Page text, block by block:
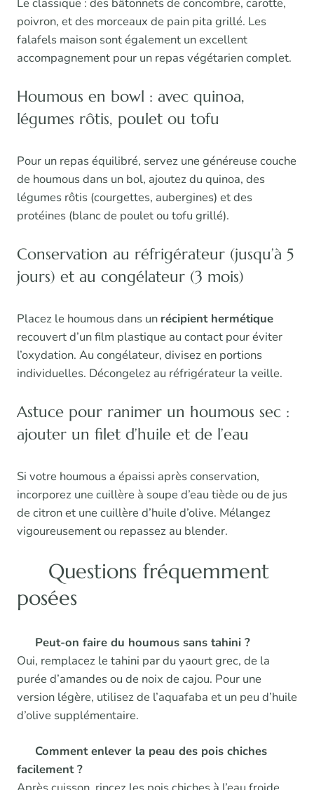
poivron, et des morceaux de pain pita grillé. Les
falafels maison sont également un excellent
accompagnement pour un repas végétarien complet.
Houmous en bowl : avec quinoa,
légumes rôtis, poulet ou tofu
Pour un repas équilibré, servez une généreuse couche
de houmous dans un bol, ajoutez du quinoa, des
légumes rôtis (courgettes, aubergines) et des
protéines (blanc de poulet ou tofu grillé).
Conservation au réfrigérateur (jusqu’à 5
jours) et au congélateur (3 mois)
Placez le houmous dans un récipient hermétique
recouvert d’un film plastique au contact pour éviter
l’oxydation. Au congélateur, divisez en portions
individuelles. Décongelez au réfrigérateur la veille.
Astuce pour ranimer un houmous sec :
ajouter un filet d’huile et de l’eau
Si votre houmous a épaissi après conservation,
incorporez une cuillère à soupe d’eau tiède ou de jus
de citron et une cuillère d’huile d’olive. Mélangez
vigoureusement ou repassez au blender.
Questions fréquemment
posées
Peut-on faire du houmous sans tahini ?
Oui, remplacez le tahini par du yaourt grec, de la
purée d’amandes ou de noix de cajou. Pour une
version légère, utilisez de l’aquafaba et un peu d’huile
d’olive supplémentaire.
Comment enlever la peau des pois chiches
facilement ?